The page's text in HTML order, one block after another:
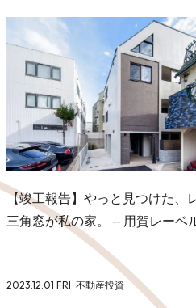
【竣工報告】やっと見つけた、
三角窓が私の家。 – 用賀レーベ
2023.12.01 FRI 不動産投資